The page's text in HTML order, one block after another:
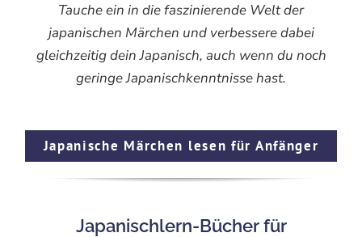
Tauche ein in die faszinierende Welt der
japanischen Märchen und verbessere dabei
gleichzeitig dein Japanisch, auch wenn du noch
geringe Japanischkenntnisse hast.
Japanische Märchen lesen für Anfänger
Japanischlern-Bücher für